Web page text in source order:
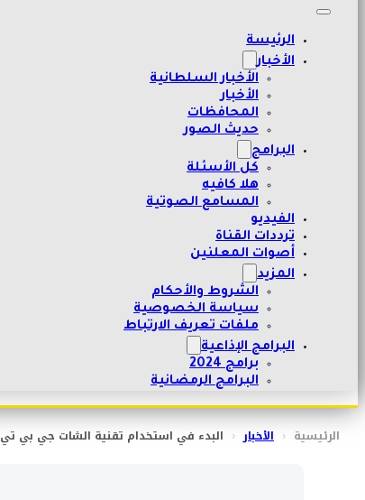
الرئيسة
الأخبار
الأخبار السلطانية
الأخبار
المحافظات
حديث الصور
البرامج
كل الأسئلة
هلا كافيه
المسامع الصوتية
الفيديو
ترددات القناة
أصوات المعلنين
المزيد
الشروط والأحكام
سياسة الخصوصية
ملفات تعريف الارتباط
البرامج الإذاعية
برامج 2024
البرامج الرمضانية
الرئيسية ‹ الأخبار ‹ البدء في استخدام تقنية الشات جي بي تي